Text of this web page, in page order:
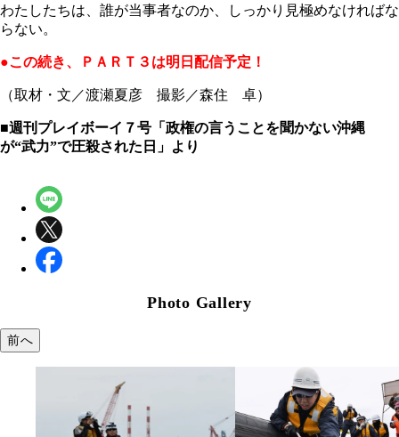
わたしたちは、誰が当事者なのか、しっかり見極めなければな
らない。
●この続き、ＰＡＲＴ３は明日配信予定！
（取材・文／渡瀬夏彦 撮影／森住 卓）
■週刊プレイボーイ７号「政権の言うことを聞かない沖縄
が“武力”で圧殺された日」より
Photo Gallery
前へ